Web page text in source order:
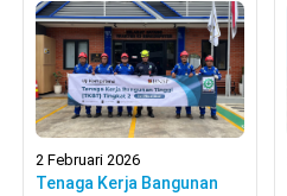
2 Februari 2026
Tenaga Kerja Bangunan